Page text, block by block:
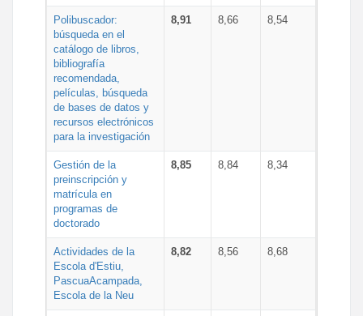
Polibuscador:
búsqueda en el
catálogo de libros,
bibliografía
recomendada,
películas, búsqueda
de bases de datos y
recursos electrónicos
para la investigación
8,91 8,66 8,54
Gestión de la
preinscripción y
matrícula en
programas de
doctorado
8,85 8,84 8,34
Actividades de la
Escola d'Estiu,
PascuaAcampada,
Escola de la Neu
8,82 8,56 8,68